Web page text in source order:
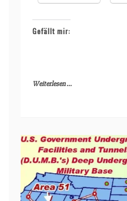
Gefällt mir:
Weiterlesen ...